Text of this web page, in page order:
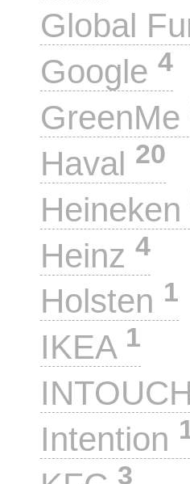
Global
Google 4
GreenMe
Haval 20
Heineken
Heinz 4
Holsten 1
IKEA 1
INTOUCH
Intention
3